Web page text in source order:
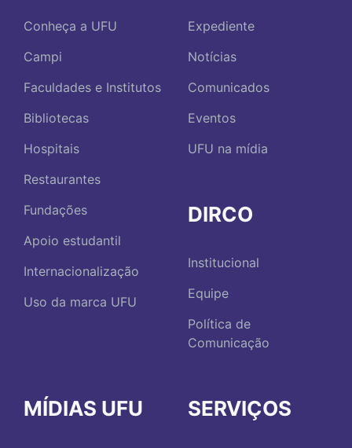
Conheça a UFU
Campi
Faculdades e Institutos
Bibliotecas
Hospitais
Restaurantes
Fundações
Apoio estudantil
Internacionalização
Uso da marca UFU
Expediente
Notícias
Comunicados
Eventos
UFU na mídia
DIRCO
Institucional
Equipe
Política de
Comunicação
MÍDIAS UFU SERVIÇOS